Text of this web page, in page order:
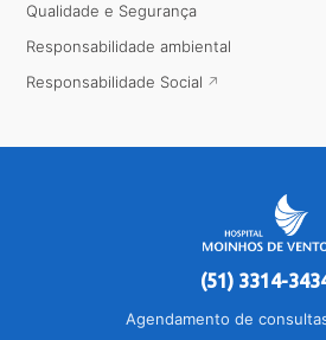
Qualidade e Segurança
Responsabilidade ambiental
Responsabilidade Social
(51) 3314-
Agendamento de